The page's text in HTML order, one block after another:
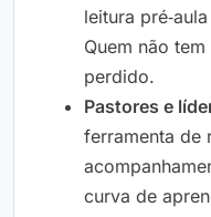
leitura
Quem não
perdido.
Pastores e
ferramenta de
curva de